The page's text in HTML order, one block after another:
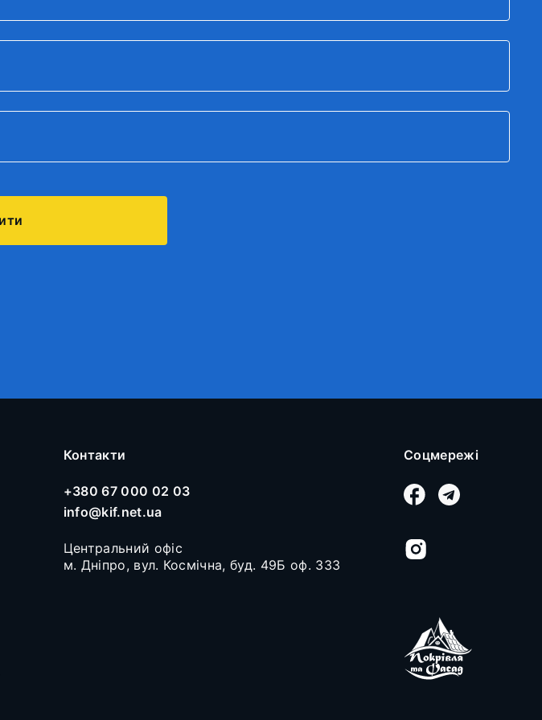
Контакти
+380 67 000 02 03
info@kif.net.ua
Центральний офіс
м. Дніпро, вул. Космічна, буд. 49Б оф. 333
Соцмережі